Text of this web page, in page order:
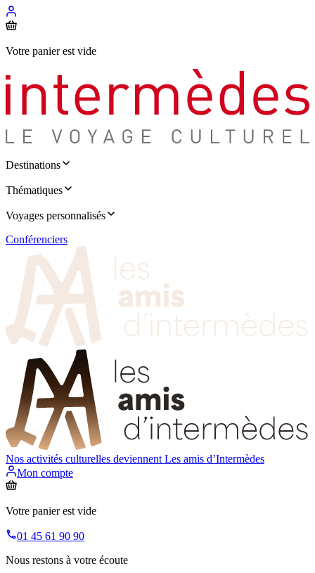
Votre panier est vide
Destinations
Thématiques
Voyages personnalisés
Conférenciers
Nos activités culturelles deviennent Les amis d’Intermèdes
Mon compte
Votre panier est vide
01 45 61 90 90
Nous restons à votre écoute